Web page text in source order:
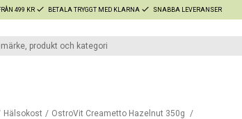
499 KR BETALA TRYGGT MED KLARNA SNABBA LEVERANSER
Hälsokost OstroVit Creametto Hazelnut 350g